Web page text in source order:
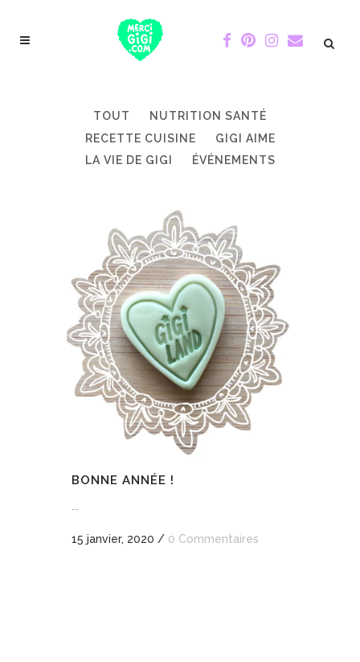
TOUT
NUTRITION SANTÉ
RECETTE CUISINE
GIGI AIME
LA VIE DE GIGI
ÉVÉNEMENTS
BONNE ANNÉE !
15 janvier, 2020 / 0 Commentaires